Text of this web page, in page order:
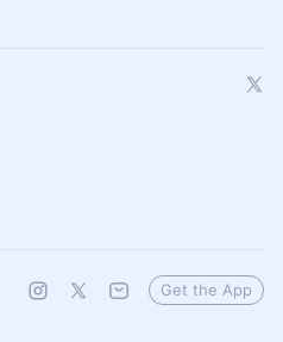
Get the App